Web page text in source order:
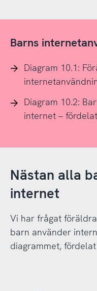
Barns
Diagram 10.1:
Diagram 10.2:
internet –
Nästan alla
internet
Vi har frågat
barn använder
diagrammet,